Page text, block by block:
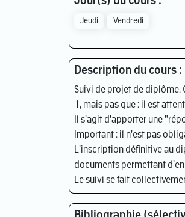
Jeudi Vendredi
Description du cours :
Suivi de projet de diplôme.
1, mais pas que : il est
Il s'agit d'apporter une
Important : il n'est pas
L'inscription définitive au
documents permettant
Le suivi se fait